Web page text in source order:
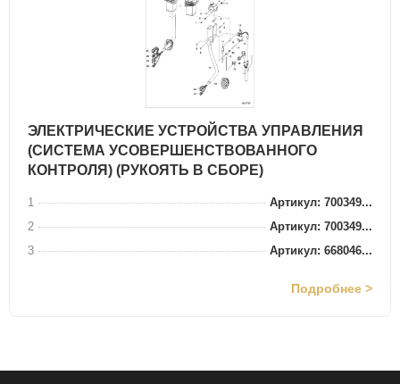
ЭЛЕКТРИЧЕСКИЕ УСТРОЙСТВА УПРАВЛЕНИЯ
(СИСТЕМА УСОВЕРШЕНСТВОВАННОГО
КОНТРОЛЯ) (РУКОЯТЬ В СБОРЕ)
1
Артикул: 700349...
2
Артикул: 700349...
3
Артикул: 668046...
Подробнее >